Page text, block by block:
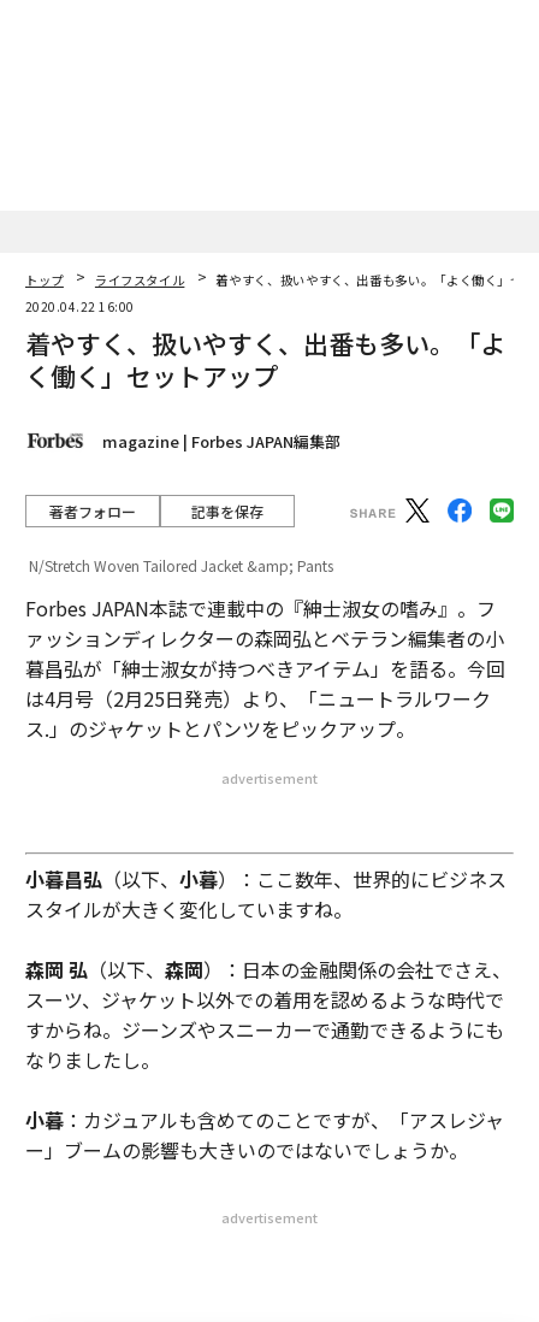
トップ ライフスタイル
着やすく、扱いやすく、出番も多い。「よく働く」セ
2020.04.22 16:00
着やすく、扱いやすく、出番も多い。「よ
く働く」セットアップ
magazine | Forbes JAPAN編集部
著者フォロー 記事を保存
N/Stretch Woven Tailored Jacket &amp; Pants
Forbes JAPAN本誌で連載中の『紳士淑女の嗜み』。フ
ァッションディレクターの森岡弘とベテラン編集者の小
暮昌弘が「紳士淑女が持つべきアイテム」を語る。今回
は4月号（2月25日発売）より、「ニュートラルワーク
ス.」のジャケットとパンツをピックアップ。
advertisement
小暮昌弘（以下、 小暮）：ここ数年、世界的にビジネス
スタイルが大きく変化していますね。
森岡 弘（以下、 森岡）：日本の金融関係の会社でさえ、
スーツ、ジャケット以外での着用を認めるような時代で
すからね。ジーンズやスニーカーで通勤できるようにも
なりましたし。
小暮：カジュアルも含めてのことですが、「アスレジャ
ー」ブームの影響も大きいのではないでしょうか。
advertisement